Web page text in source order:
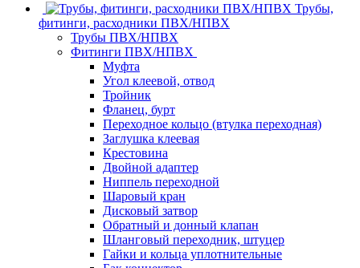
Трубы,
фитинги, расходники ПВХ/НПВХ
Трубы ПВХ/НПВХ
Фитинги ПВХ/НПВХ
Муфта
Угол клеевой, отвод
Тройник
Фланец, бурт
Переходное кольцо (втулка переходная)
Заглушка клеевая
Крестовина
Двойной адаптер
Ниппель переходной
Шаровый кран
Дисковый затвор
Обратный и донный клапан
Шланговый переходник, штуцер
Гайки и кольца уплотнительные